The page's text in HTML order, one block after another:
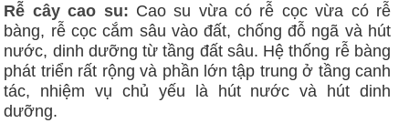
Rễ cây cao su: Cao su vừa có rễ cọc vừa có rễ
bàng, rễ cọc cắm sâu vào đất, chống đỗ ngã và hút
nước, dinh dưỡng từ tầng đất sâu. Hệ thống rễ bàng
phát triển rất rộng và phần lớn tập trung ở tầng canh
tác, nhiệm vụ chủ yếu là hút nước và hút dinh
dưỡng.